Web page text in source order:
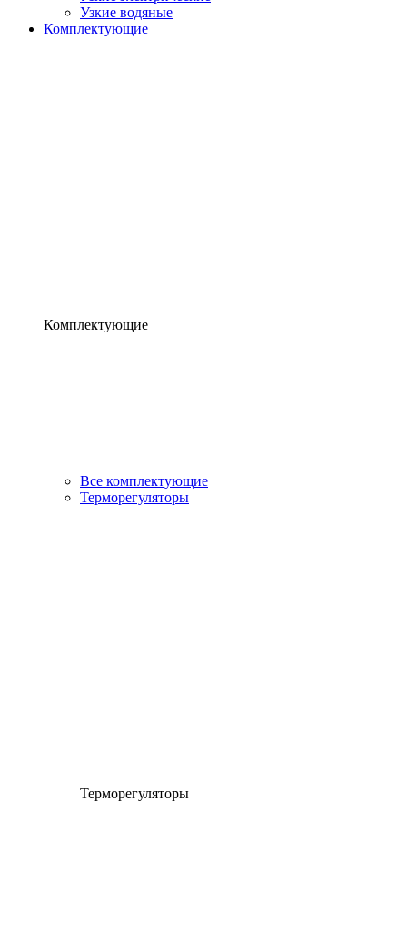
Узкие водяные
Комплектующие
Комплектующие
Все комплектующие
Терморегуляторы
Терморегуляторы